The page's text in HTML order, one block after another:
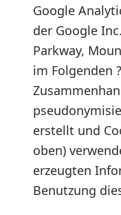
Google
der Google
Parkway,
im Folgenden
erstellt und
oben)
erzeugten
Benutzung